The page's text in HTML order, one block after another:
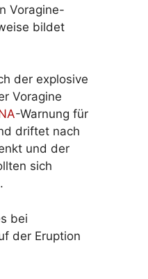
Voragine-
bildet
der explosive
Voragine
-Warnung für
driftet nach
und der
sich
bei
der Eruption